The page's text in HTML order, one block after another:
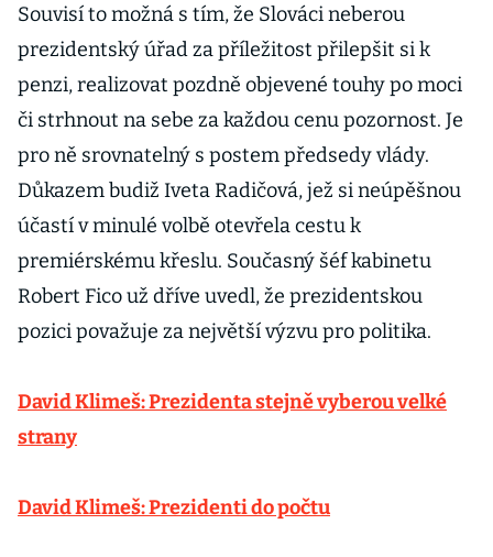
Souvisí to možná s tím, že Slováci neberou
prezidentský úřad za příležitost přilepšit si k
penzi, realizovat pozdně objevené touhy po moci
či strhnout na sebe za každou cenu pozornost. Je
pro ně srovnatelný s postem předsedy vlády.
Důkazem budiž Iveta Radičová, jež si neúpěšnou
účastí v minulé volbě otevřela cestu k
premiérskému křeslu. Současný šéf kabinetu
Robert Fico už dříve uvedl, že prezidentskou
pozici považuje za největší výzvu pro politika.
David Klimeš: Prezidenta stejně vyberou velké
strany
David Klimeš: Prezidenti do počtu